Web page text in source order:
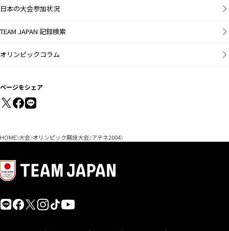
日本の大会参加状況
TEAM JAPAN 記録検索
オリンピックコラム
ページをシェア
HOME 大会 オリンピック競技大会 アテネ2004